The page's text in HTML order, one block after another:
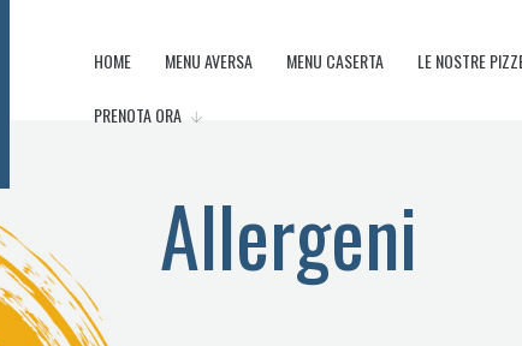
HOME MENU AVERSA MENU CASERTA LE NOSTRE
PRENOTA ORA
Allergeni